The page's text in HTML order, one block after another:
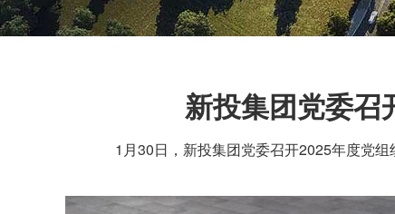
新投集团党委召
1月30日，新投集团党委召开2025年度党